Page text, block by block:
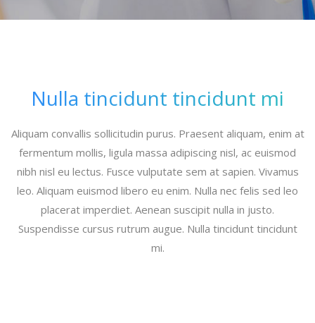
Nulla tincidunt tincidunt mi
Aliquam convallis sollicitudin purus. Praesent aliquam, enim at
fermentum mollis, ligula massa adipiscing nisl, ac euismod
nibh nisl eu lectus. Fusce vulputate sem at sapien. Vivamus
leo. Aliquam euismod libero eu enim. Nulla nec felis sed leo
placerat imperdiet. Aenean suscipit nulla in justo.
Suspendisse cursus rutrum augue. Nulla tincidunt tincidunt
mi.